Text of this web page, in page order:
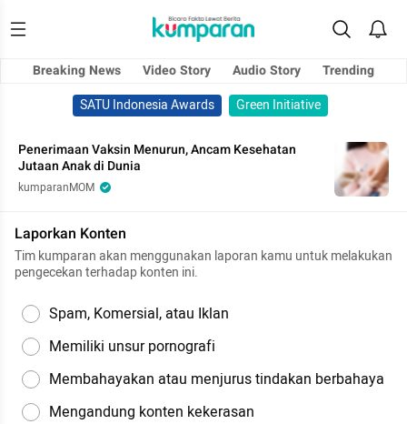
Breaking News Video Story Audio Story
Trending
SATU Indonesia Awards
Green Initiative
Penerimaan Vaksin Menurun, Ancam Kesehatan
Jutaan Anak di Dunia
kumparanMOM
Laporkan Konten
Tim kumparan akan menggunakan laporan kamu untuk melakukan
pengecekan terhadap konten ini.
Spam, Komersial, atau Iklan
Memiliki unsur pornografi
Membahayakan atau menjurus tindakan berbahaya
Mengandung konten kekerasan